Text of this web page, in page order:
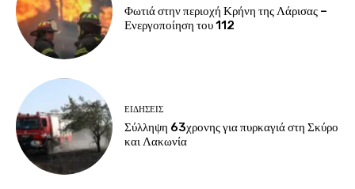
Φωτιά στην περιοχή Κρήνη της Λάρισας –
Ενεργοποίηση του 112
ΕΙΔΗΣΕΙΣ
Σύλληψη 63χρονης για πυρκαγιά στη Σκύρο
και Λακωνία